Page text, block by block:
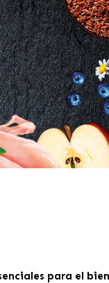
para el